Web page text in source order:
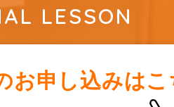
LESSON
お申し込みは